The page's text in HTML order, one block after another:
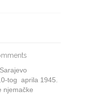
tog aprila 1945.
njemačke